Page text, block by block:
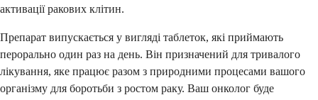
активації ракових клітин.
Препарат випускається у вигляді таблеток, які приймають
перорально один раз на день. Він призначений для тривалого
лікування, яке працює разом з природними процесами вашого
організму для боротьби з ростом раку. Ваш онколог буде